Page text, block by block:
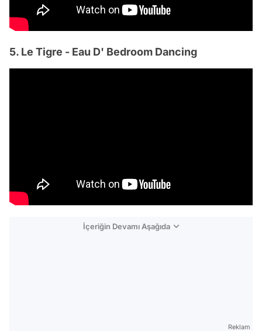
5. Le Tigre - Eau D' Bedroom Dancing
İçeriğin Devamı Aşağıda
Reklam